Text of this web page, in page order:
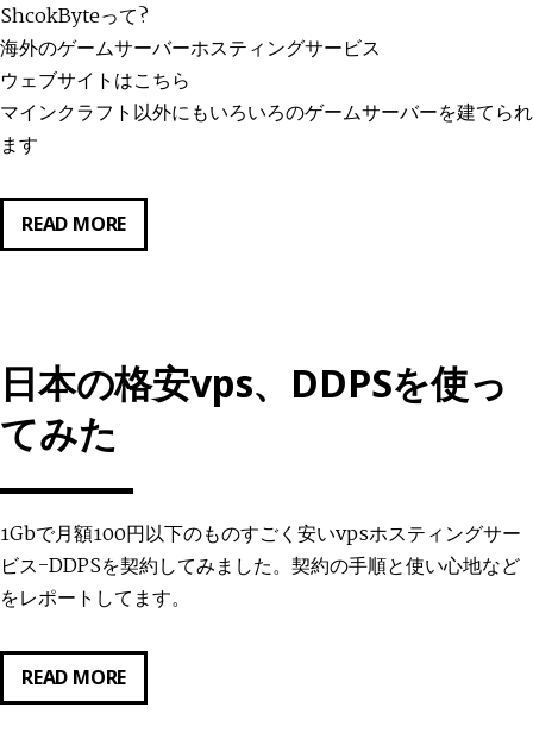
ShcokByteって?
海外のゲームサーバーホスティングサービス
ウェブサイトはこちら
マインクラフト以外にもいろいろのゲームサーバーを建てられ
ます
READ MOREマ
イ
フ
ー
ホ
ス
ィ
ン
日本の格安vps、DDPSを使っ
てみた
1Gbで月額100円以下のものすごく安いvpsホスティングサー
ビス-DDPSを契約してみました。契約の手順と使い心地など
をレポートしてます。
READ MORE日
本